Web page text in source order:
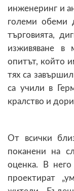
инженеринг и
големи обеми
търговията,
изживяване в
опитът, който
тях са
са учили в
кралство и
От всички
поканени на
оценка. В
проектират